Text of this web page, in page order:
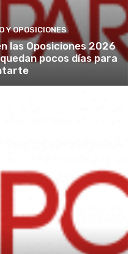
Y OPOSICIONES
las Oposiciones 2026
pocos días para